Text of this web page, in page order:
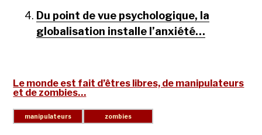
Du point de vue psychologique, la
globalisation installe l’anxiété…
Le monde est fait d’êtres libres, de manipulateurs
et de zombies…